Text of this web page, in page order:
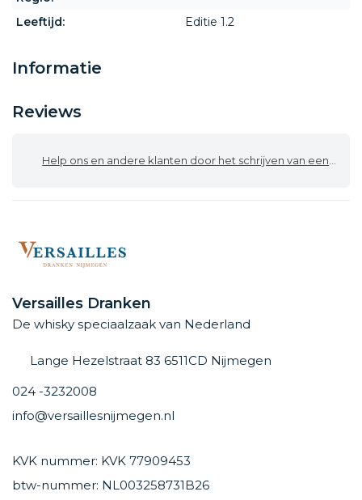
Leeftijd:
Editie 1.2
Informatie
Reviews
Help ons en andere klanten door het schrijven van een review
Versailles Dranken
De whisky speciaalzaak van Nederland
Lange Hezelstraat 83 6511CD Nijmegen
024 -3232008
info@versaillesnijmegen.nl
KVK nummer: KVK 77909453
btw-nummer: NL003258731B26